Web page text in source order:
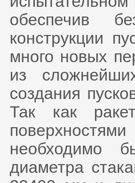
обеспечив
конструкции
много новых
из
создания
Так как
необходимо
диаметра